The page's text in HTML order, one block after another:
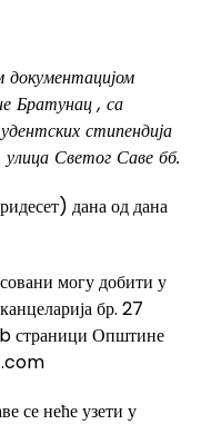
документацијом
Братунац , са
стипендија
Светог Саве бб.
дана од дана
могу добити у
бр. 27
страници Општине
се неће узети у